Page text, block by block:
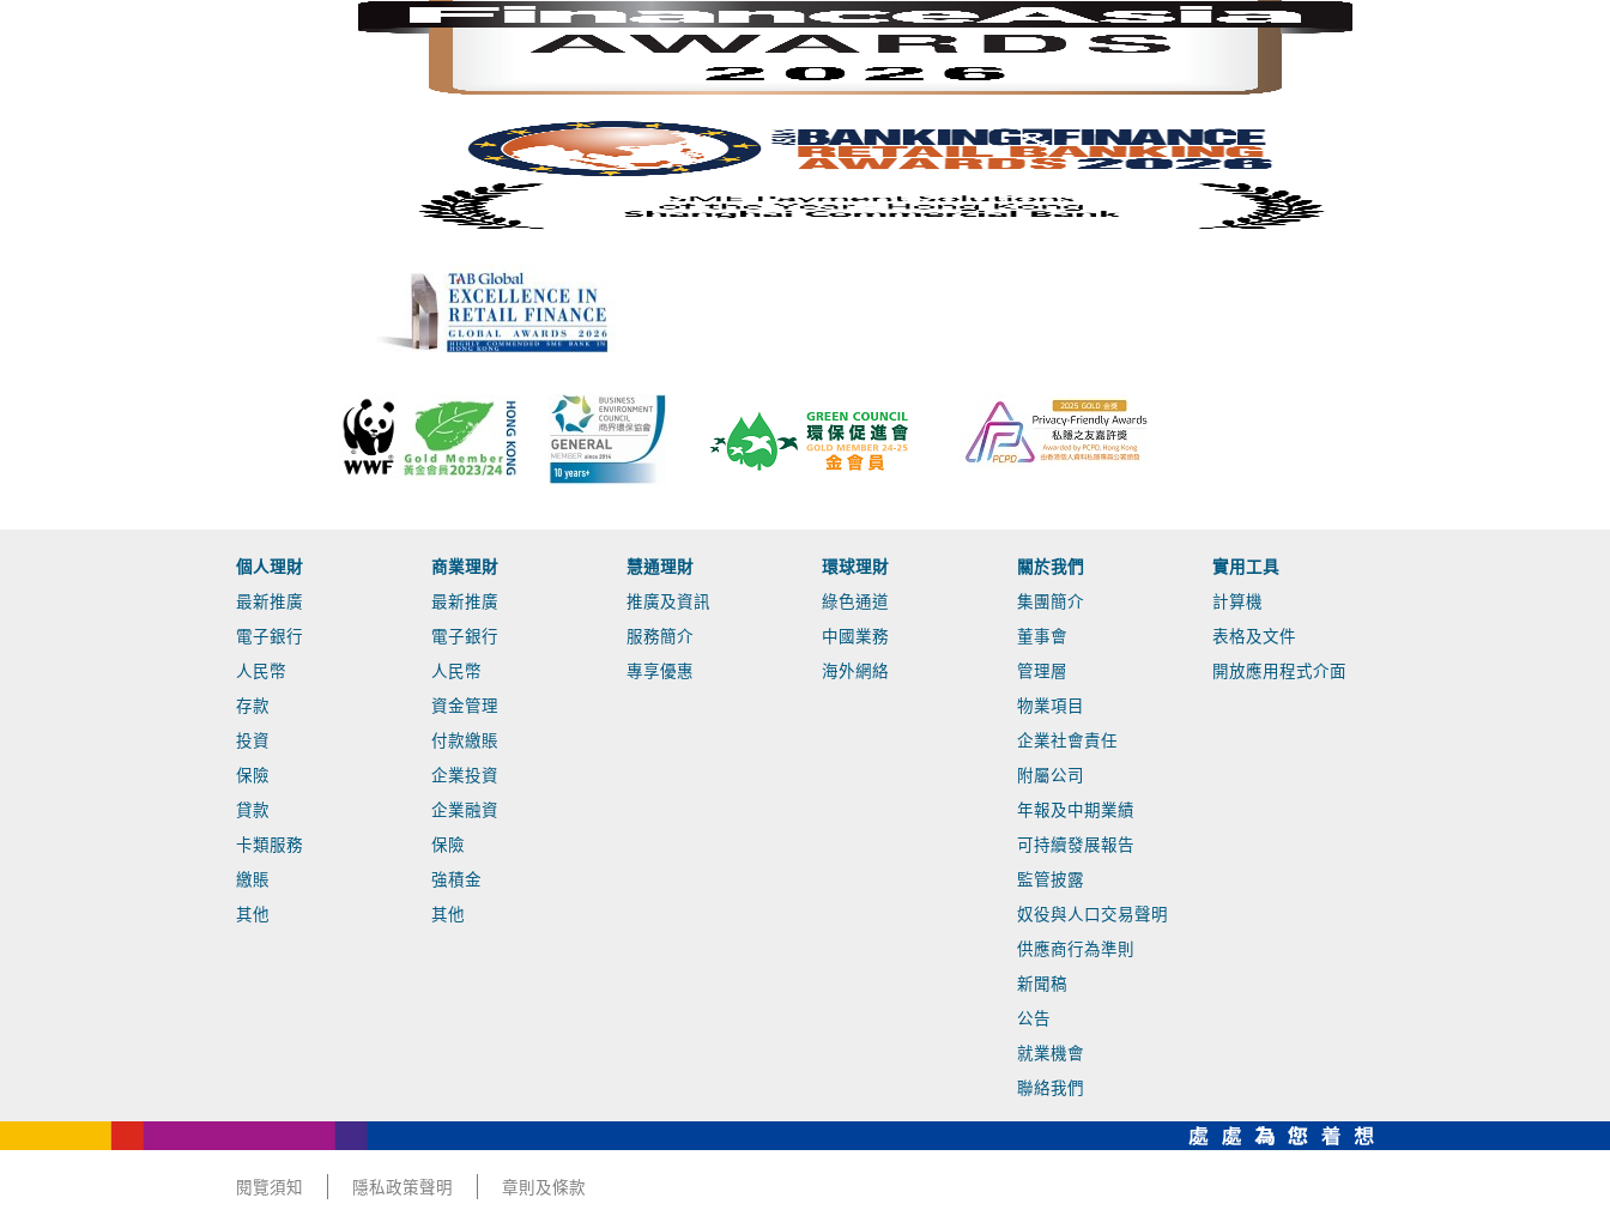
個人理財
最新推廣
電子銀行
人民幣
存款
投資
保險
貸款
卡類服務
繳賬
其他
商業理財
最新推廣
電子銀行
人民幣
資金管理
付款繳賬
企業投資
企業融資
保險
強積金
其他
慧通理財
推廣及資訊
服務簡介
專享優惠
環球理財
綠色通道
中國業務
海外網絡
關於我們
集團簡介
董事會
管理層
物業項目
企業社會責任
附屬公司
年報及中期業績
可持續發展報告
監管披露
奴役與人口交易聲明
供應商行為準則
新聞稿
公告
就業機會
聯絡我們
實用工具
計算機
表格及文件
開放應用程式介面
閱覽須知 隱私政策聲明 章則及條款